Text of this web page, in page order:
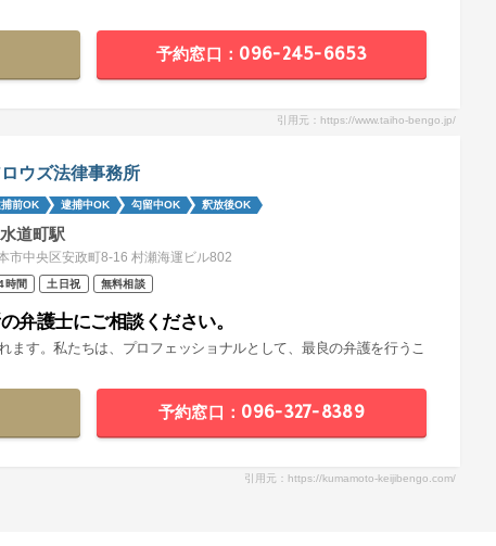
予約窓口：096-245-6653
引用元：https://www.taiho-bengo.jp/
ウズ法律事務所
前OK 逮捕中OK 勾留中OK 釈放後OK
水道町駅
市中央区安政町8-16 村瀬海運ビル802
時間 土日祝 無料相談
弁護士にご相談ください。
ます。私たちは、プロフェッショナルとして、最良の弁護を行うこ
予約窓口：096-327-8389
引用元：https://kumamoto-keijibengo.com/